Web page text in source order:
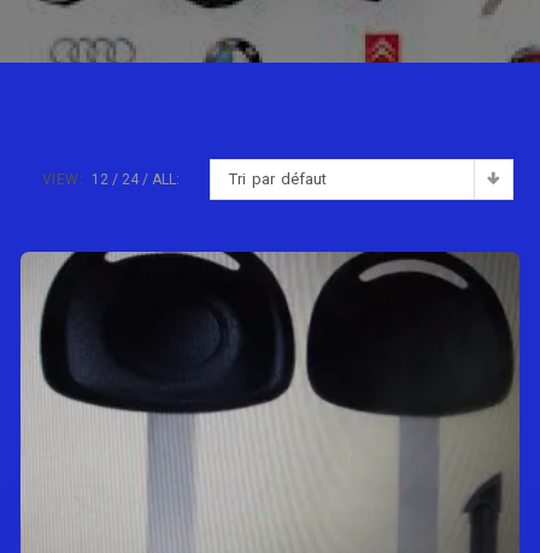
Tri par défaut
VIEW: 12 24 ALL: